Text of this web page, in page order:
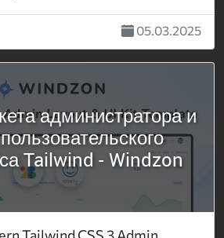
05.03.2025
администратора и
Tailwind - Windzon